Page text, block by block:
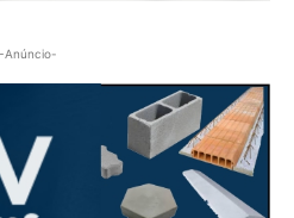
-Anúncio-